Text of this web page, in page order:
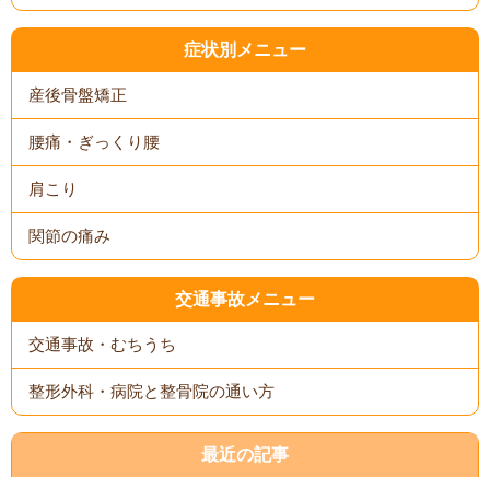
症状別メニュー
産後骨盤矯正
腰痛・ぎっくり腰
肩こり
関節の痛み
交通事故メニュー
交通事故・むちうち
整形外科・病院と整骨院の通い方
最近の記事